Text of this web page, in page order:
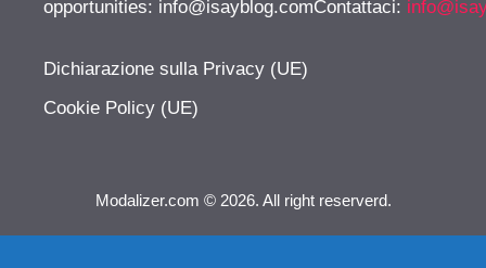
opportunities: info@isayblog.comContattaci:
Dichiarazione sulla Privacy (UE)
Cookie Policy (UE)
Modalizer.com © 2026. All right reserverd.